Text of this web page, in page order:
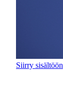
Siirry sisältöön